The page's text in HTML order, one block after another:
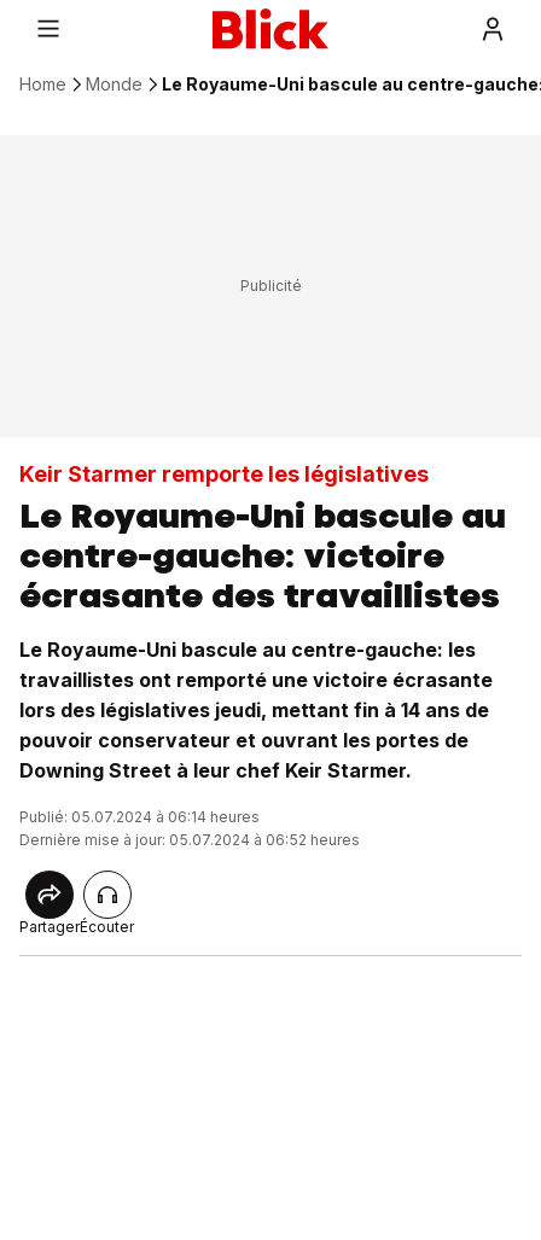
Home Monde Le Royaume-Uni bascule au centre-
Keir Starmer remporte les législatives
Le Royaume-Uni bascule au
centre-gauche: victoire
écrasante des travaillistes
Le Royaume-Uni bascule au centre-gauche: les
travaillistes ont remporté une victoire écrasante
lors des législatives jeudi, mettant fin à 14 ans de
pouvoir conservateur et ouvrant les portes de
Downing Street à leur chef Keir Starmer.
Publié: 05.07.2024 à 06:14 heures
Dernière mise à jour: 05.07.2024 à 06:52 heures
PartagerÉcouter